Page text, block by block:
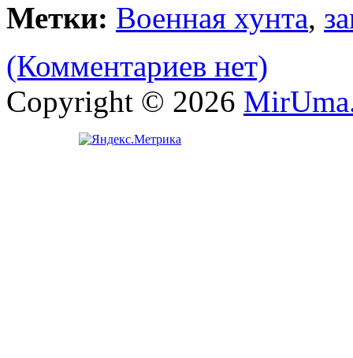
Метки: Военная хунта,
(Комментариев нет)
Copyright © 2026